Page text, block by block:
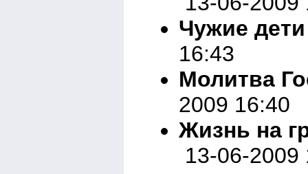
Чужие дети
16:43
Молитва
2009 16:40
Жизнь на
13-06-2009